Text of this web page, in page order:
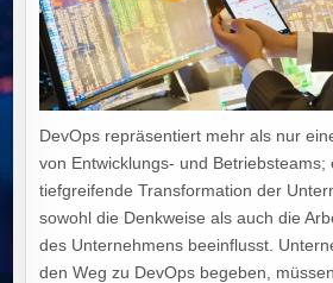
DevOps repräsentiert mehr als nur
von Entwicklungs- und Betriebsteams;
tiefgreifende Transformation der
sowohl die Denkweise als auch die
des Unternehmens beeinflusst.
den Weg zu DevOps begeben,